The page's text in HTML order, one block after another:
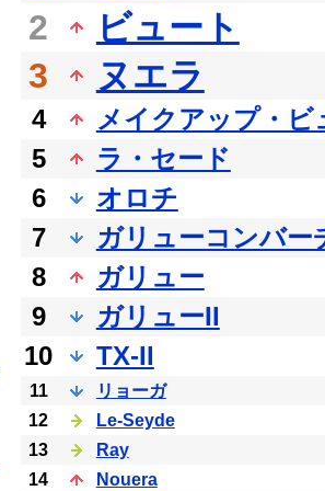
2
ビュート
3
ヌエラ
4
メイクアップ・ビ
5
ラ・セード
6
オロチ
7
ガリューコンバー
8
ガリュー
9
ガリューII
10
TX-II
11
リョーガ
12
Le-Seyde
13
Ray
14
Nouera